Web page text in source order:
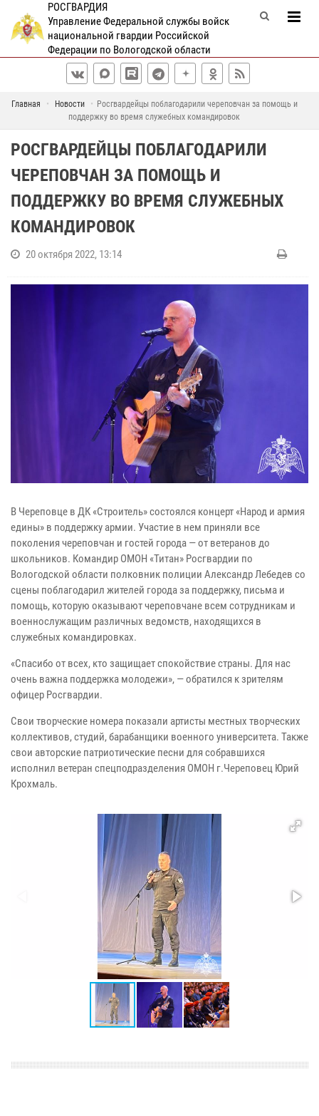
РОСГВАРДИЯ
Управление Федеральной службы войск
национальной гвардии Российской
Федерации по Вологодской области
Главная Новости
Росгвардейцы поблагодарили череповчан за помощь и
поддержку во время служебных командировок
РОСГВАРДЕЙЦЫ ПОБЛАГОДАРИЛИ
ЧЕРЕПОВЧАН ЗА ПОМОЩЬ И
ПОДДЕРЖКУ ВО ВРЕМЯ СЛУЖЕБНЫХ
КОМАНДИРОВОК
20 октября 2022, 13:14
В Череповце в ДК «Строитель» состоялся концерт «Народ и армия
едины» в поддержку армии. Участие в нем приняли все
поколения череповчан и гостей города — от ветеранов до
школьников. Командир ОМОН «Титан» Росгвардии по
Вологодской области полковник полиции Александр Лебедев со
сцены поблагодарил жителей города за поддержку, письма и
помощь, которую оказывают череповчане всем сотрудникам и
военнослужащим различных ведомств, находящихся в
служебных командировках.
«Спасибо от всех, кто защищает спокойствие страны. Для нас
очень важна поддержка молодежи», — обратился к зрителям
офицер Росгвардии.
Свои творческие номера показали артисты местных творческих
коллективов, студий, барабанщики военного университета. Также
свои авторские патриотические песни для собравшихся
исполнил ветеран спецподразделения ОМОН г.Череповец Юрий
Крохмаль.